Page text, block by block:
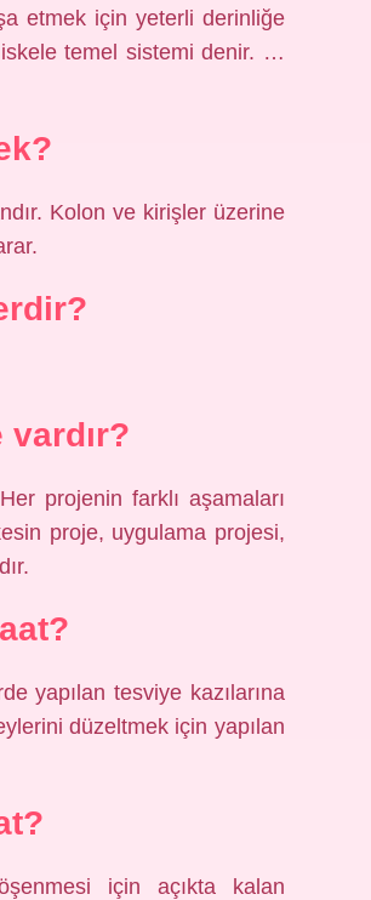
etmek için yeterli derinliğe
iskele temel sistemi denir. …
Kolon ve kirişler üzerine
projenin farklı aşamaları
proje, uygulama projesi,
yapılan tesviye kazılarına
düzeltmek için yapılan
için açıkta kalan